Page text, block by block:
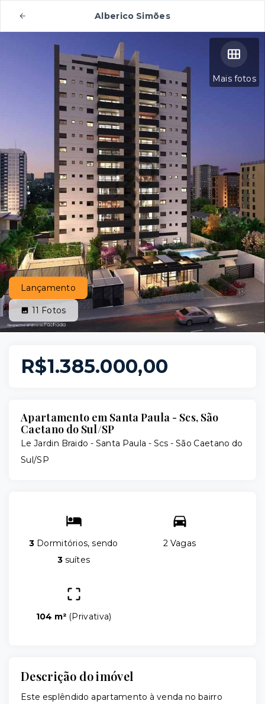
Alberico Simões
Mais fotos
Lançamento
11 Fotos
R$1.385.000,00
Apartamento em Santa Paula - Scs, São
Caetano do Sul/SP
Le Jardin Braido - Santa Paula - Scs - São Caetano do
Sul/SP
3 Dormitórios, sendo
3suítes
2 Vagas
104 m² (Privativa)
Descrição do imóvel
Este esplêndido apartamento à venda no bairro